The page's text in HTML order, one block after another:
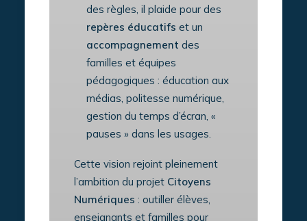
des règles, il plaide pour des
repères éducatifs et un
accompagnement des
familles et équipes
pédagogiques : éducation aux
médias, politesse numérique,
gestion du temps d’écran, «
pauses » dans les usages.
Cette vision rejoint pleinement
l’ambition du projet Citoyens
Numériques : outiller élèves,
enseignants et familles pour